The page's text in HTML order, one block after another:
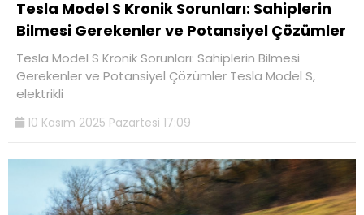
Tesla Model S Kronik Sorunları: Sahiplerin
Bilmesi Gerekenler ve Potansiyel Çözümler
Tesla Model S Kronik Sorunları: Sahiplerin Bilmesi
Gerekenler ve Potansiyel Çözümler Tesla Model S,
elektrikli
10 Kasım 2025 Pazartesi 17:09